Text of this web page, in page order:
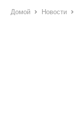
Домой Новости